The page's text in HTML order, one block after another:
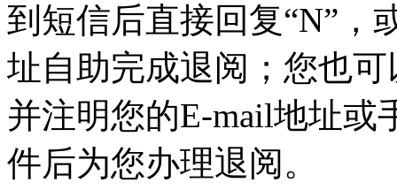
到短信后直接回复“N”，
址自助完成退阅；您也
并注明您的E-mail地址或
件后为您办理退阅。